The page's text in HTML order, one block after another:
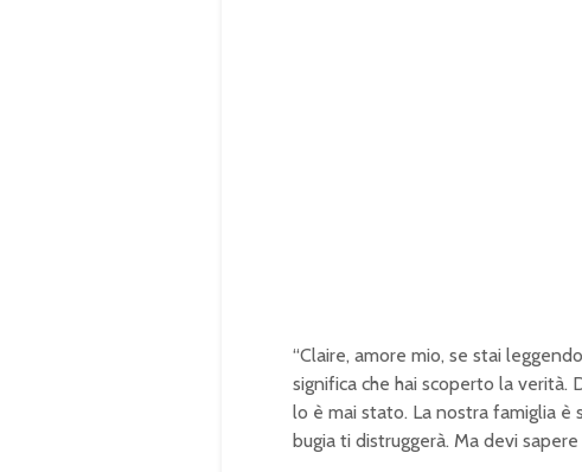
“Claire, amore mio, se stai
significa che hai scoperto la verità.
lo è mai stato. La nostra famiglia è
bugia ti distruggerà. Ma devi